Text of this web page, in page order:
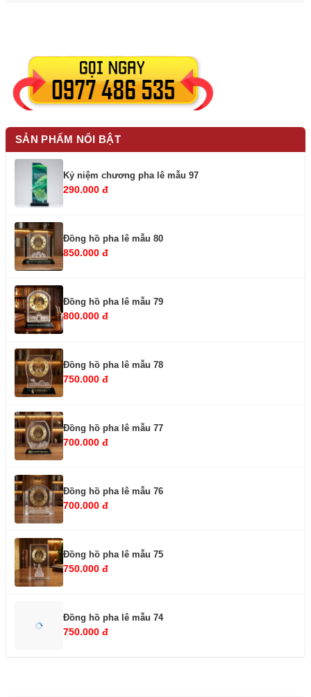
SẢN PHẨM NỔI BẬT
Kỷ niệm chương pha lê mẫu 97
290.000 đ
Đồng hồ pha lê mẫu 80
850.000 đ
Đồng hồ pha lê mẫu 79
800.000 đ
Đồng hồ pha lê mẫu 78
750.000 đ
Đồng hồ pha lê mẫu 77
700.000 đ
Đồng hồ pha lê mẫu 76
700.000 đ
Đồng hồ pha lê mẫu 75
750.000 đ
Đồng hồ pha lê mẫu 74
750.000 đ